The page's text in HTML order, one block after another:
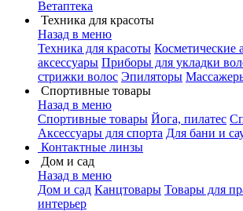
Ветаптека
Техника для красоты
Назад в меню
Техника для красоты Косметические
аксессуары Приборы для укладки
стрижки волос Эпиляторы
Спортивные товары
Назад в меню
Спортивные товары Йога, пилатес
Аксессуары для спорта Для бани и
Контактные линзы
Дом и сад
Назад в меню
Дом и сад Канцтовары Товары для
интерьер